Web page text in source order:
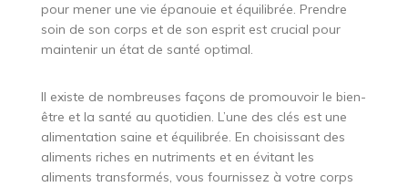
pour mener une vie épanouie et équilibrée. Prendre
soin de son corps et de son esprit est crucial pour
maintenir un état de santé optimal.
Il existe de nombreuses façons de promouvoir le bien-
être et la santé au quotidien. L’une des clés est une
alimentation saine et équilibrée. En choisissant des
aliments riches en nutriments et en évitant les
aliments transformés, vous fournissez à votre corps